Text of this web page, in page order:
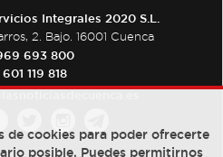
Integrales 2020 S.L.
2. Bajo. 16001 Cuenca
693 800
601 119 818
de cookies para poder ofrecerte
posible, Puedes permitirnos